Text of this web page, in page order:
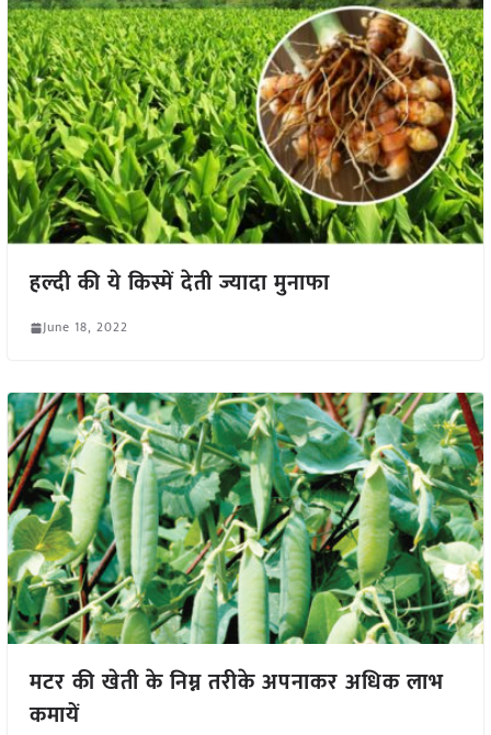
हल्दी की ये किस्में देती ज्यादा मुनाफा
June 18, 2022
मटर की खेती के निम्न तरीके अपनाकर अधिक लाभ
कमायें